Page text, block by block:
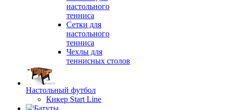
настольного
тенниса
Сетки для
настольного
тенниса
Чехлы для
теннисных столов
Настольный футбол
Кикер Start Line